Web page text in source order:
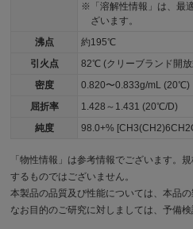
「溶解性情報」は、
ざいます。
沸点
約195℃
引火点
82℃ (クリーブランド開
密度
0.820〜0.833g/mL (20℃)
屈折率
1.428～1.431 (20℃/D)
純度
98.0+%
「物性情報」は参考情報でございます。
するものではございません。
本製品の品質及び性能については、本品
なお目的のご研究に対しましては、予備